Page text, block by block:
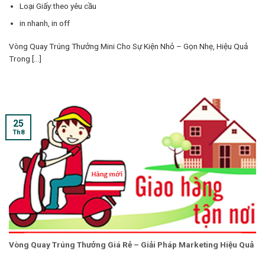
Loại Giấy:theo yêu cầu
in nhanh, in off
Vòng Quay Trúng Thưởng Mini Cho Sự Kiện Nhỏ – Gọn Nhẹ, Hiệu Quả
Trong [...]
Vòng Quay Trúng Thưởng Giá Rẻ – Giải Pháp Marketing Hiệu Quả
25
Th8